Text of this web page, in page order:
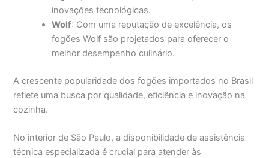
inovações tecnológicas.
Wolf: Com uma reputação de excelência, os
fogões Wolf são projetados para oferecer o
melhor desempenho culinário.
A crescente popularidade dos fogões importados no Brasil
reflete uma busca por qualidade, eficiência e inovação na
cozinha.
No interior de São Paulo, a disponibilidade de assistência
técnica especializada é crucial para atender às